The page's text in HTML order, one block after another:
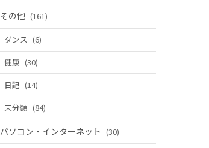
その他 (161)
ダンス (6)
健康 (30)
日記 (14)
未分類 (84)
パソコン・インターネット (30)